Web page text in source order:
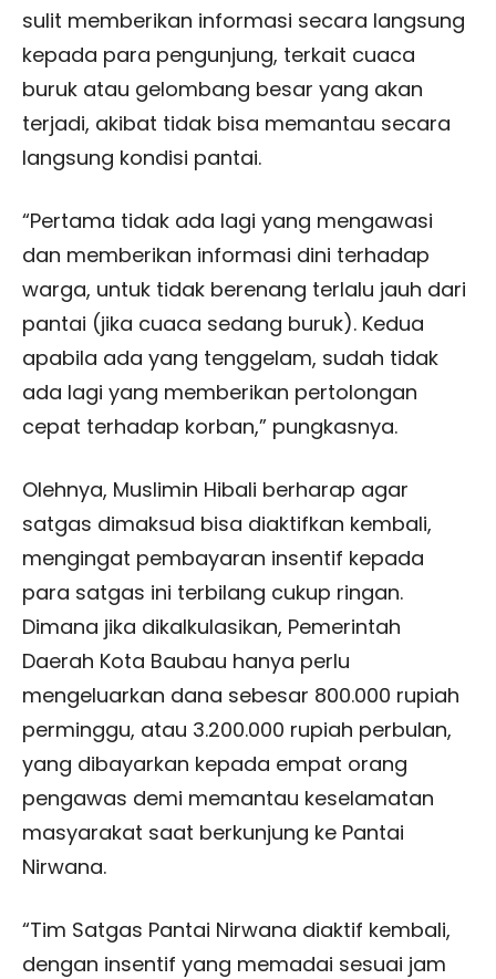
sulit memberikan informasi secara langsung
kepada para pengunjung, terkait cuaca
buruk atau gelombang besar yang akan
terjadi, akibat tidak bisa memantau secara
langsung kondisi pantai.
“Pertama tidak ada lagi yang mengawasi
dan memberikan informasi dini terhadap
warga, untuk tidak berenang terlalu jauh dari
pantai (jika cuaca sedang buruk). Kedua
apabila ada yang tenggelam, sudah tidak
ada lagi yang memberikan pertolongan
cepat terhadap korban,” pungkasnya.
Olehnya, Muslimin Hibali berharap agar
satgas dimaksud bisa diaktifkan kembali,
mengingat pembayaran insentif kepada
para satgas ini terbilang cukup ringan.
Dimana jika dikalkulasikan, Pemerintah
Daerah Kota Baubau hanya perlu
mengeluarkan dana sebesar 800.000 rupiah
perminggu, atau 3.200.000 rupiah perbulan,
yang dibayarkan kepada empat orang
pengawas demi memantau keselamatan
masyarakat saat berkunjung ke Pantai
Nirwana.
“Tim Satgas Pantai Nirwana diaktif kembali,
dengan insentif yang memadai sesuai jam